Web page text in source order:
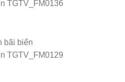
TGTV_FM0136
TGTV_FM0129